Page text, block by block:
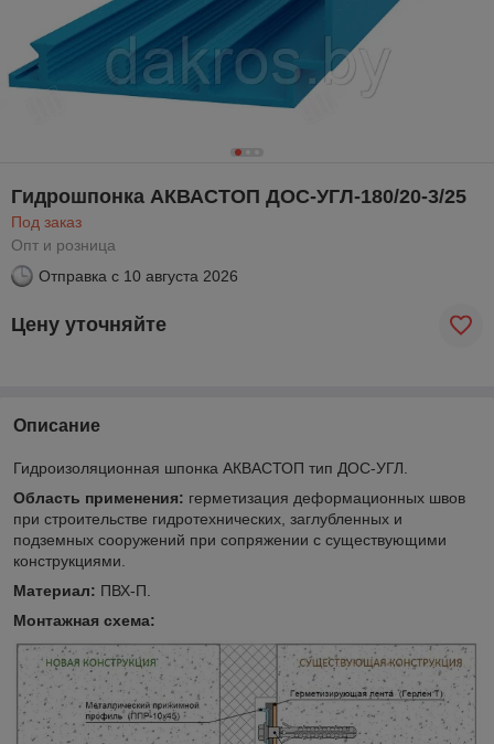
Гидрошпонка АКВАСТОП ДОС-УГЛ-180/20-3/25
Под заказ
Опт и розница
Отправка с 10 августа 2026
Цену уточняйте
Описание
Гидроизоляционная шпонка АКВАСТОП тип ДОС-УГЛ.
Область применения: герметизация деформационных швов
при строительстве гидротехнических, заглубленных и
подземных сооружений при сопряжении с существующими
конструкциями.
Материал: ПВХ-П.
Монтажная схема: